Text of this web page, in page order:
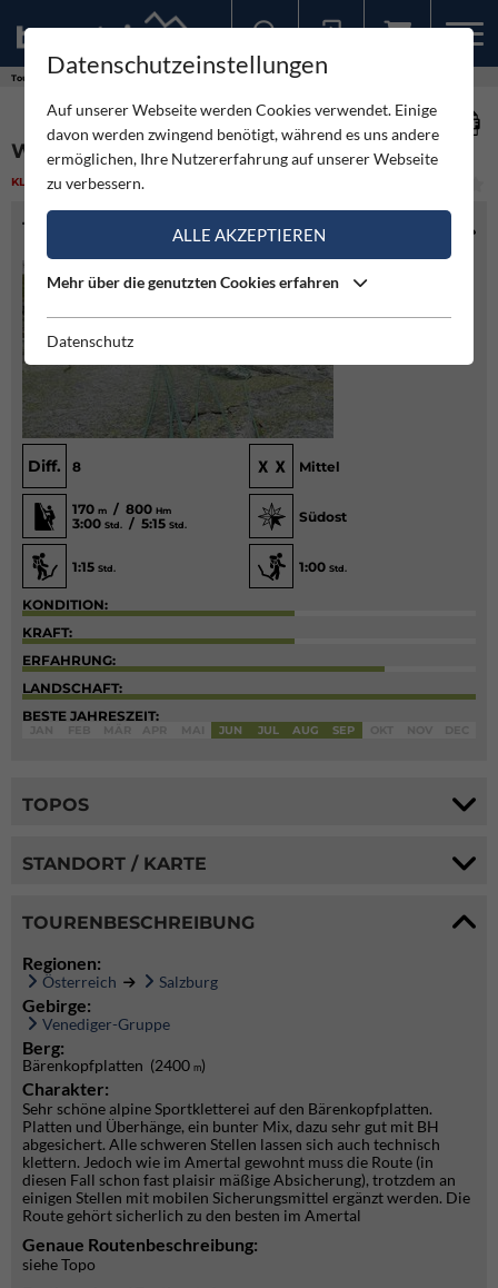
Touren
WELLENREITER
KLETTERN SCHWER
TOURENINFO
Diff. 8 Mittel
170 m / 800 Hm
3:00 Std. / 5:15 Std.
Südost
1:15 Std. 1:00 Std.
KONDITION:
KRAFT:
ERFAHRUNG:
LANDSCHAFT:
BESTE JAHRESZEIT:
JUN JUL AUG SEP
TOPOS
STANDORT / KARTE
TOURENBESCHREIBUNG
Regionen:
Österreich Salzburg
Gebirge:
Venediger-Gruppe
Berg:
Bärenkopfplatten (2400 m)
Charakter:
Sehr schöne alpine Sportkletterei auf den Bärenkopfplatten.
Platten und Überhänge, ein bunter Mix, dazu sehr gut mit BH
abgesichert. Alle schweren Stellen lassen sich auch technisch
klettern. Jedoch wie im Amertal gewohnt muss die Route (in
diesen Fall schon fast plaisir mäßige Absicherung), trotzdem an
einigen Stellen mit mobilen Sicherungsmittel ergänzt werden. Die
Route gehört sicherlich zu den besten im Amertal
Genaue Routenbeschreibung:
siehe Topo
Datenschutzeinstellungen
Auf unserer Webseite werden Cookies verwendet. Einige
davon werden zwingend benötigt, während es uns andere
ermöglichen, Ihre Nutzererfahrung auf unserer Webseite
zu verbessern.
ALLE AKZEPTIEREN
Mehr über die genutzten Cookies erfahren
Datenschutz